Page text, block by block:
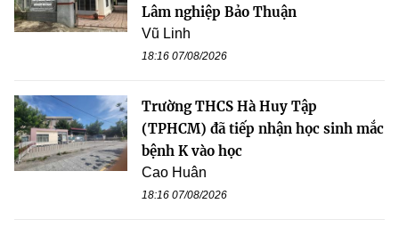
Lâm nghiệp Bảo Thuận
Vũ Linh
18:16 07/08/2026
Trường THCS Hà Huy Tập
(TPHCM) đã tiếp nhận học sinh mắc
bệnh K vào học
Cao Huân
18:16 07/08/2026